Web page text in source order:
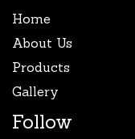
Home
About Us
Products
Gallery
Follow